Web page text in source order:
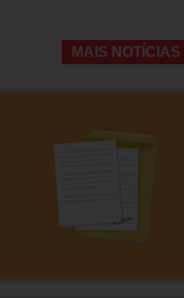
MAIS NOTÍCIAS